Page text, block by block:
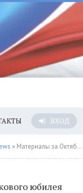
ВХОД
» Материалы за Октябрь 2022 года
юбилея